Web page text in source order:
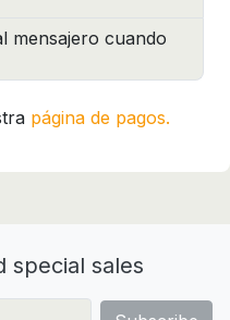
mensajero cuando
página de pagos.
special sales